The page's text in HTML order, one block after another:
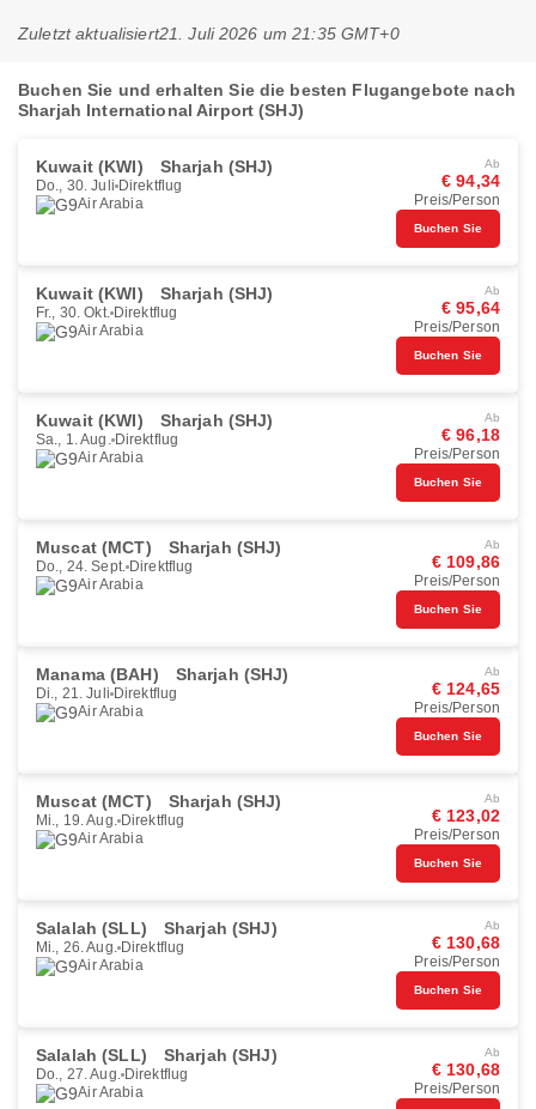
Zuletzt aktualisiert21. Juli 2026 um 21:35 GMT+0
Buchen Sie und erhalten Sie die besten Flugangebote nach
Sharjah International Airport (SHJ)
Kuwait (KWI) Sharjah (SHJ)
Do., 30. Juli Direktflug
Air Arabia
Ab
€ 94,34
Preis/Person
Buchen Sie
Kuwait (KWI) Sharjah (SHJ)
Fr., 30. Okt. Direktflug
Air Arabia
Ab
€ 95,64
Preis/Person
Buchen Sie
Kuwait (KWI) Sharjah (SHJ)
Sa., 1. Aug. Direktflug
Air Arabia
Ab
€ 96,18
Preis/Person
Buchen Sie
Muscat (MCT) Sharjah (SHJ)
Do., 24. Sept. Direktflug
Air Arabia
Ab
€ 109,86
Preis/Person
Buchen Sie
Manama (BAH) Sharjah (SHJ)
Di., 21. Juli Direktflug
Air Arabia
Ab
€ 124,65
Preis/Person
Buchen Sie
Muscat (MCT) Sharjah (SHJ)
Mi., 19. Aug. Direktflug
Air Arabia
Ab
€ 123,02
Preis/Person
Buchen Sie
Salalah (SLL) Sharjah (SHJ)
Mi., 26. Aug. Direktflug
Air Arabia
Ab
€ 130,68
Preis/Person
Buchen Sie
Salalah (SLL) Sharjah (SHJ)
Do., 27. Aug. Direktflug
Air Arabia
Ab
€ 130,68
Preis/Person